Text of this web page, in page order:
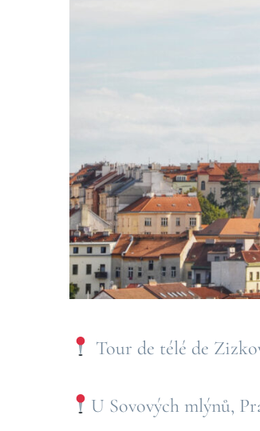
Tour de télé de
U Sovových mlýnů,